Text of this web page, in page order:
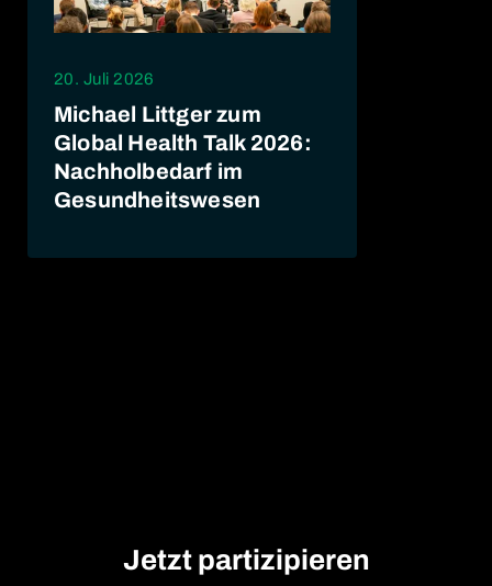
20. Juli 2026
Michael Littger zum
Global Health Talk 2026:
Nachholbedarf im
Gesundheitswesen
Jetzt partizipieren